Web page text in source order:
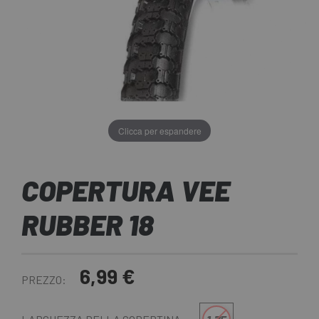
Clicca per espandere
COPERTURA VEE
RUBBER 18
PREZZO: 6,99 €